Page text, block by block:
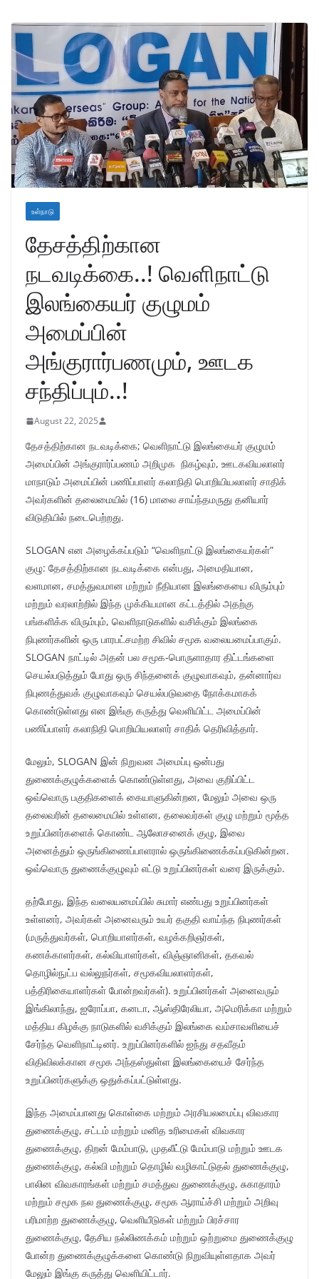
உள்நாடு
தேசத்திற்கான
நடவடிக்கை..! வெளிநாட்டு
இலங்கையர் குழுமம்
அமைப்பின்
அங்குரார்பணமும், ஊடக
சந்திப்பும்..!
August 22, 2025
தேசத்திற்கான நடவடிக்கை; வெளிநாட்டு இலங்கையர் குழுமம்
அமைப்பின் அங்குரார்ப்பணம் அறிமுக நிகழ்வும், ஊடகவியலாளர்
மாநாடும் அமைப்பின் பணிப்பாளர் கலாநிதி பொறியியலாளர் சாதிக்
அவர்களின் தலைமையில் (16) மாலை சாய்ந்தமருது தனியார்
விடுதியில் நடைபெற்றது.
SLOGAN என அழைக்கப்படும் “வெளிநாட்டு இலங்கையர்கள்”
குழு: தேசத்திற்கான நடவடிக்கை என்பது, அமைதியான,
வளமான, சமத்துவமான மற்றும் நீதியான இலங்கையை விரும்பும்
மற்றும் வரலாற்றில் இந்த முக்கியமான கட்டத்தில் அதற்கு
பங்களிக்க விரும்பும், வெளிநாடுகளில் வசிக்கும் இலங்கை
நிபுணர்களின் ஒரு பாரபட்சமற்ற சிவில் சமூக வலையமைப்பாகும்.
SLOGAN நாட்டில் அதன் பல சமூக-பொருளாதார திட்டங்களை
செயல்படுத்தும் போது ஒரு சிந்தனைக் குழுவாகவும், தன்னார்வ
நிபுணத்துவக் குழுவாகவும் செயல்படுவதை நோக்கமாகக்
கொண்டுள்ளது என இங்கு கருத்து வெளியிட்ட அமைப்பின்
பணிப்பாளர் கலாநிதி பொறியியலாளர் சாதிக் தெரிவித்தார்.
மேலும், SLOGAN இன் நிறுவன அமைப்பு ஒன்பது
துணைக்குழுக்களைக் கொண்டுள்ளது, அவை குறிப்பிட்ட
ஒவ்வொரு பகுதிகளைக் கையாளுகின்றன, மேலும் அவை ஒரு
தலைவரின் தலைமையில் உள்ளன, தலைவர்கள் குழு மற்றும் மூத்த
உறுப்பினர்களைக் கொண்ட ஆலோசனைக் குழு, இவை
அனைத்தும் ஒருங்கிணைப்பாளரால் ஒருங்கிணைக்கப்படுகின்றன.
ஒவ்வொரு துணைக்குழுவும் எட்டு உறுப்பினர்கள் வரை இருக்கும்.
தற்போது, இந்த வலையமைப்பில் சுமார் எண்பது உறுப்பினர்கள்
உள்ளனர், அவர்கள் அனைவரும் உயர் தகுதி வாய்ந்த நிபுணர்கள்
(மருத்துவர்கள், பொறியாளர்கள், வழக்கறிஞர்கள்,
கணக்காளர்கள், கல்வியாளர்கள், விஞ்ஞானிகள், தகவல்
தொழில்நுட்ப வல்லுநர்கள், சமூகவியலாளர்கள்,
பத்திரிகையாளர்கள் போன்றவர்கள்). உறுப்பினர்கள் அனைவரும்
இங்கிலாந்து, ஐரோப்பா, கனடா, ஆஸ்திரேலியா, அமெரிக்கா மற்றும்
மத்திய கிழக்கு நாடுகளில் வசிக்கும் இலங்கை வம்சாவளியைச்
சேர்ந்த வெளிநாட்டினர். உறுப்பினர்களில் ஐந்து சதவீதம்
விதிவிலக்கான சமூக அந்தஸ்துள்ள இலங்கையைச் சேர்ந்த
உறுப்பினர்களுக்கு ஒதுக்கப்பட்டுள்ளது.
இந்த அமைப்பானது கொள்கை மற்றும் அரசியலமைப்பு விவகார
துணைக்குழு, சட்டம் மற்றும் மனித உரிமைகள் விவகார
துணைக்குழு, திறன் மேம்பாடு, முதலீட்டு மேம்பாடு மற்றும் ஊடக
துணைக்குழு, கல்வி மற்றும் தொழில் வழிகாட்டுதல் துணைக்குழு,
பாலின விவகாரங்கள் மற்றும் சமத்துவ துணைக்குழு, சுகாதாரம்
மற்றும் சமூக நல துணைக்குழு, சமூக ஆராய்ச்சி மற்றும் அறிவு
பரிமாற்ற துணைக்குழு, வெளியீடுகள் மற்றும் பிரச்சார
துணைக்குழு, தேசிய நல்லிணக்கம் மற்றும் ஒற்றுமை துணைக்குழு
போன்ற துணைக்குழுக்களை கொண்டு நிறுவியுள்ளதாக அவர்
மேலும் இங்கு கருத்து வெளியிட்டார்.